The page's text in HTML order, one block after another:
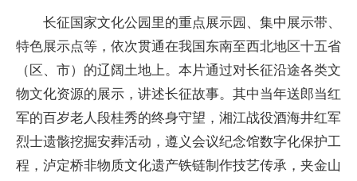
长征国家文化公园里的重点展示园、集中展示带、
特色展示点等，依次贯通在我国东南至西北地区十五省
（区、市）的辽阔土地上。本片通过对长征沿途各类文
物文化资源的展示，讲述长征故事。其中当年送郎当红
军的百岁老人段桂秀的终身守望，湘江战役酒海井红军
烈士遗骸挖掘安葬活动，遵义会议纪念馆数字化保护工
程，泸定桥非物质文化遗产铁链制作技艺传承，夹金山